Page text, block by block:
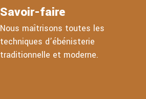
Savoir-faire
Nous maîtrisons toutes les
techniques d’ébénisterie
traditionnelle et moderne.